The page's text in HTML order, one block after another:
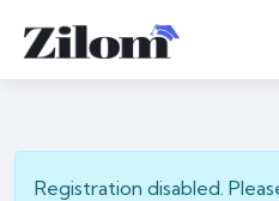
Registration disabled.